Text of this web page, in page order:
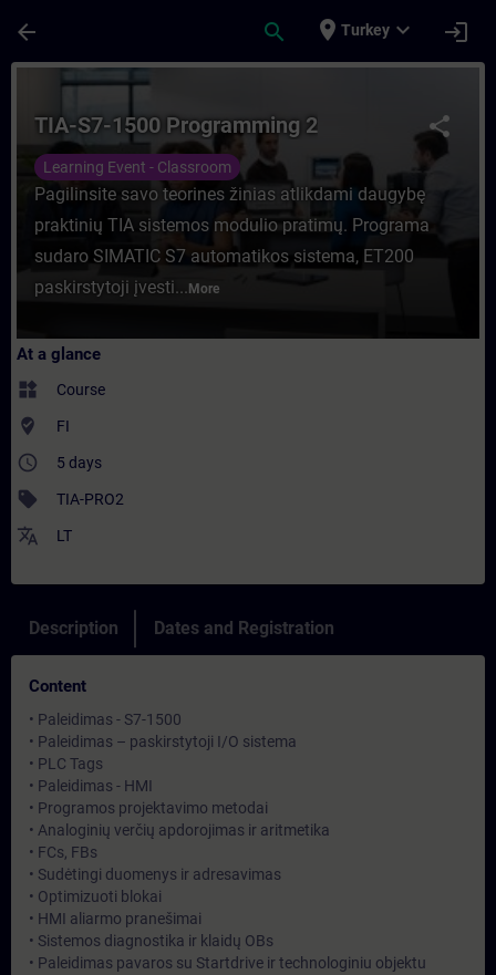
arrow_back search place Turkey expand_more login
Course - TIA-S7-1500 Programming 2 -
share
TIA-S7-1500 Programming 2
Learning Event - Classroom
Pagilinsite savo teorines žinias atlikdami daugybę
praktinių TIA sistemos modulio pratimų. Programa
sudaro SIMATIC S7 automatikos sistema, ET200
paskirstytoji įvesti... More
At a glance
widgets Course
where_to_vote FI
access_time 5 days
sell TIA-PRO2
translate LT
Description Dates and Registration
Content
• Paleidimas - S7-1500
• Paleidimas – paskirstytoji I/O sistema
• PLC Tags
• Paleidimas - HMI
• Programos projektavimo metodai
• Analoginių verčių apdorojimas ir aritmetika
• FCs, FBs
• Sudėtingi duomenys ir adresavimas
• Optimizuoti blokai
• HMI aliarmo pranešimai
• Sistemos diagnostika ir klaidų OBs
• Paleidimas pavaros su Startdrive ir technologiniu objektu